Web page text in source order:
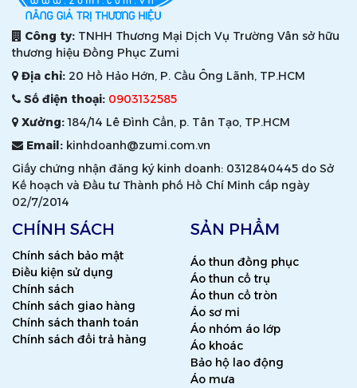
Công ty: TNHH Thương Mại Dịch Vụ Trường Vân sở hữu
thương hiệu Đồng Phục Zumi
Địa chỉ: 20 Hồ Hảo Hớn, P. Cầu Ông Lãnh, TP.HCM
Số điện thoại: 0903132585
Xưởng:184/14 Lê Đình Cẩn, p. Tân Tạo, TP.HCM
Email: kinhdoanh@zumi.com.vn
Giấy chứng nhận đăng ký kinh doanh: 0312840445 do Sở
Kế hoạch và Đầu tư Thành phố Hồ Chí Minh cấp ngày
02/7/2014
CHÍNH SÁCH
Chính sách bảo mật
Điều kiện sử dụng
Chính sách
Chính sách giao hàng
Chính sách thanh toán
Chính sách đổi trả hàng
SẢN PHẨM
Áo thun đồng phục
Áo thun cổ trụ
Áo thun cổ tròn
Áo sơ mi
Áo nhóm áo lớp
Áo khoác
Bảo hộ lao động
Áo mưa